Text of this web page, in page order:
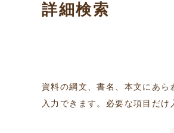
詳細検索
資料の綱文、書名、本文にあ
入力できます。必要な項目だ